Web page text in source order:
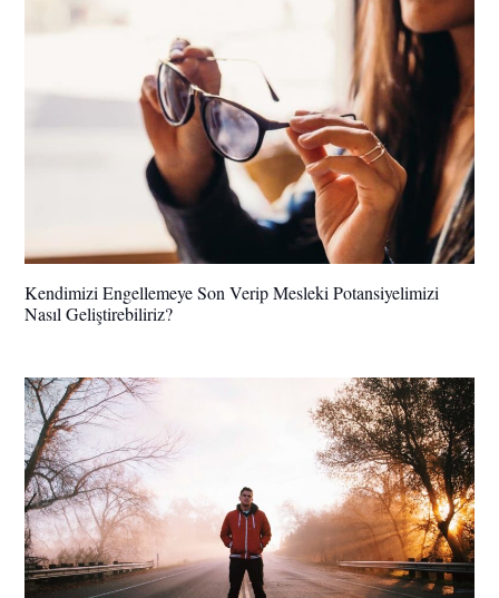
Kendimizi Engellemeye Son Verip Mesleki Potansiyelimizi
Nasıl Geliştirebiliriz?